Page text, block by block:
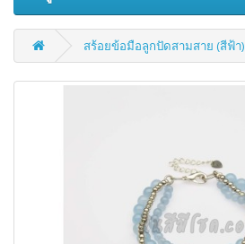
สร้อยข้อมือลูกปัดสามสาย (สีฟ้า)